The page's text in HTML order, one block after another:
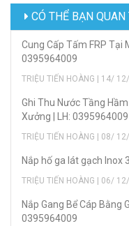
CÓ THỂ BẠN QUAN
Cung Cấp Tấm FRP Tại
0395964009
TRIỆU TIẾN HOÀNG | 14/
Ghi Thu Nước Tầng
Xưởng | LH: 0395964009
TRIỆU TIẾN HOÀNG | 08/
Nắp hố ga lát gạch Inox
TRIỆU TIẾN HOÀNG | 06/
Nắp Gang Bể Cáp Bằng
0395964009